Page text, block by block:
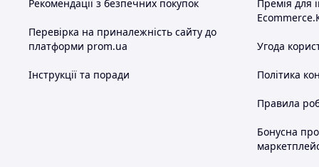
Рекомендації з безпечних покупок
Перевірка на приналежність сайту до
платформи prom.ua
Інструкції та поради
Премія для
Угода
Політика
Правила
Бонусна